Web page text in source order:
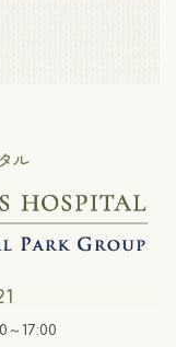
ル
17:00